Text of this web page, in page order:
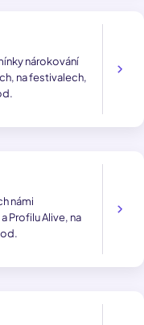
nárokování
na festivalech,
námi
Profilu Alive, na